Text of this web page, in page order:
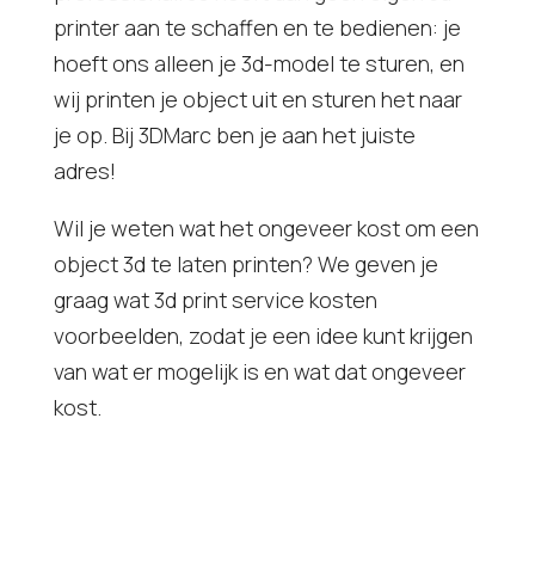
printer aan te schaffen en te bedienen: je
hoeft ons alleen je 3d-model te sturen, en
wij printen je object uit en sturen het naar
je op. Bij 3DMarc ben je aan het juiste
adres!
Wil je weten wat het ongeveer kost om een
object 3d te laten printen? We geven je
graag wat 3d print service kosten
voorbeelden, zodat je een idee kunt krijgen
van wat er mogelijk is en wat dat ongeveer
kost.